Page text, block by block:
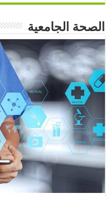
الصحة الجامعية